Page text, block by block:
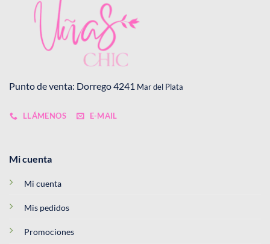
Punto de venta: Dorrego 4241 Mar del Plata
LLÁMENOS E-MAIL
Mi cuenta
Mi cuenta
Mis pedidos
Promociones